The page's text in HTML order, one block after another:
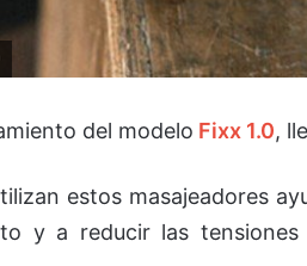
del modelo Fixx 1.0,
estos masajeadores
y a reducir las tensiones